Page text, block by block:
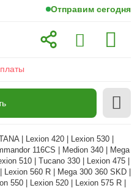
Отправим сегодня
| Lexion 420 | Lexion 530 |
116CS | Medion 340 | Mega
510 | Tucano 330 | Lexion 475 |
Lexion 560 R | Mega 300 360 SKD |
550 | Lexion 520 | Lexion 575 R |